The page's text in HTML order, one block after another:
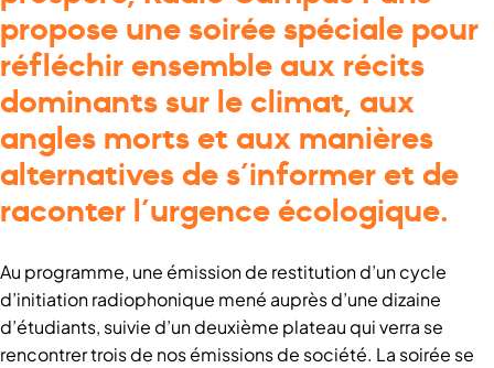
propose une soirée spéciale pour
réfléchir ensemble aux récits
dominants sur le climat, aux
angles morts et aux manières
alternatives de s’informer et de
raconter l’urgence écologique.
Au programme, une émission de restitution d’un cycle
d’initiation radiophonique mené auprès d’une dizaine
d’étudiants, suivie d’un deuxième plateau qui verra se
rencontrer trois de nos émissions de société. La soirée se